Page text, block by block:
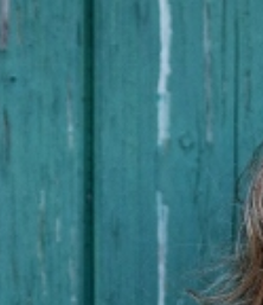
NOORTJE